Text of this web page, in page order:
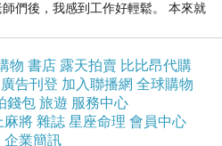
們後，我感到工作好輕鬆。 本來就
啊。 真
物 書店 露天拍賣 比比昂代購
廣告刊登 加入聯播網 全球購物
錢包 旅遊 服務中心
麻將 雜誌 星座命理 會員中心
企業簡訊